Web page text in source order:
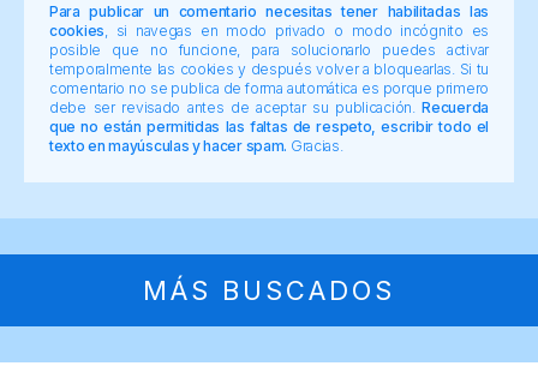
Para publicar un comentario necesitas tener habilitadas las
cookies , si navegas en modo privado o modo incógnito es
posible que no funcione, para solucionarlo puedes activar
temporalmente las cookies y después volver a bloquearlas. Si tu
comentario no se publica de forma automática es porque primero
debe ser revisado antes de aceptar su publicación.Recuerda
que no están permitidas las faltas de respeto, escribir todo el
texto en mayúsculas y hacer spam. Gracias.
MÁS BUSCADOS